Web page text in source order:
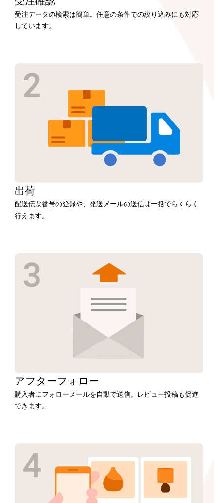
受注データの検索は簡単。任意の条件での絞り込みにも対応
しています。
出荷
配送伝票番号の登録や、発送メールの送信は一括でらくらく
行えます。
アフターフォロー
購入者にフォローメールを自動で送信。レビュー投稿も促進
できます。